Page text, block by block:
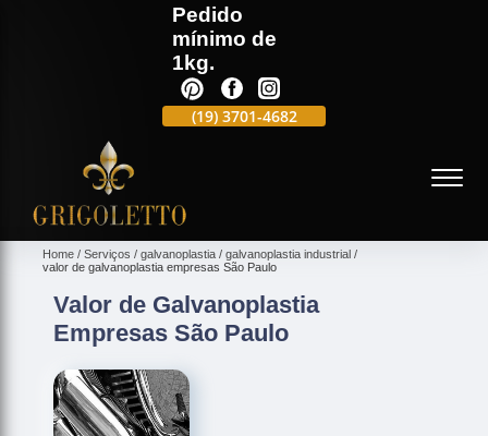
Pedido
mínimo de
1kg.
(19) 3701-4682 (19)
Home Serviços galvanoplastia
galvanoplastia industrial
valor de galvanoplastia empresas São Paulo
Valor de Galvanoplastia
Empresas São Paulo